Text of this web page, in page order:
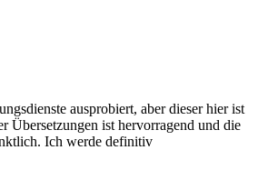
ausprobiert, aber dieser hier ist
Übersetzungen ist hervorragend und die
Ich werde definitiv